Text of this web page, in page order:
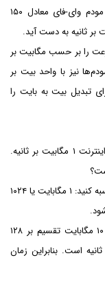
بنابراین زمانی که گفته می‌شود حداکثر سرعت یک مودم وای-فای معادل ۱۵۰
را بر حسب مگابیت بر
نیز با واحد بیت بر
بیان می‌شود و این یعنی همواره باید عدد ۸ برای تبدیل بیت به بایت را
حجم یک ویدیو‌ی آنلاین ۱۰ مگابایت است و سرعت اینترنت ۱ مگابیت بر ثانیه.
ابتدا سرعت اینترنت را بر حسب مگابایت بر ثانیه محاسبه کنید: ۱ مگابایت یا ۱۰۲۴
سپس حجم فایل را بر سرعت اینترنت تقسیم کنید: ۱۰ مگابایت تقسیم بر ۱۲۸
کیلوبایت بر ثانیه معادل ۸۰ ثانیه یا یک دقیقه و ۲۰ ثانیه است. بنابراین زمان